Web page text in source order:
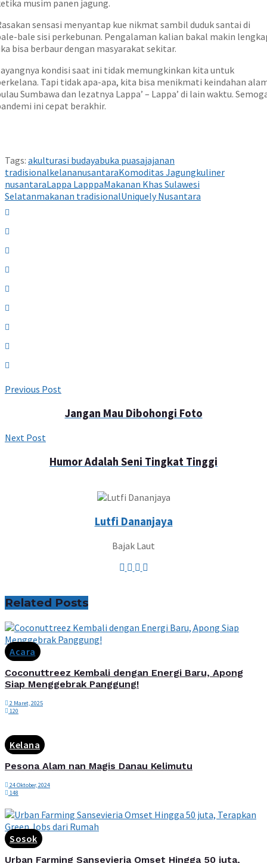
musim panen jagung.
sensasi menyantap kue nikmat sambil duduk santai di
bale sisi perkebunan. Pengalaman kalian bakal makin
bisa berbaur dengan masyarakat sekitar.
kondisi saat ini tidak memungkinkan kita untuk
Tapi tidak apa-apa, kita bisa menikmati keindahan
Sumbawa dan lezatnya Lappa’ – Lappa’ di lain waktu.
ini cepat berakhir.
Tags: akulturasi budayabuka puasajajanan
tradisionalkelananusantaraKomoditas Jagungkuliner
nusantaraLappa LapppaMakanan Khas Sulawesi
Selatanmakanan tradisionalUniquely Nusantara
Previous Post
Jangan Mau Dibohongi Foto
Next Post
Humor Adalah Seni Tingkat Tinggi
Lutfi Dananjaya
Bajak Laut
Related Posts
Acara
Coconuttreez Kembali dengan Energi Baru, Apong
Siap Menggebrak Panggung!
2 Maret, 2025
120
Kelana
Pesona Alam nan Magis Danau Kelimutu
24 Oktober, 2024
148
Sosok
Urban Farming Sansevieria Omset Hingga 50 juta,